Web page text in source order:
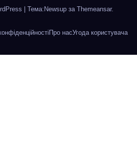
Тема:Newsup за Themeansar.
Про насУгода користувача